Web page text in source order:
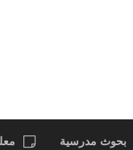
بحوث مدرسية